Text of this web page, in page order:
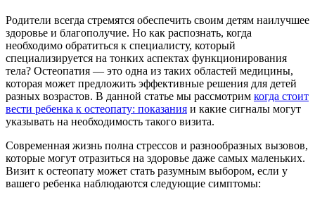
Родители всегда стремятся обеспечить своим детям наилучшее
здоровье и благополучие. Но как распознать, когда
необходимо обратиться к специалисту, который
специализируется на тонких аспектах функционирования
тела? Остеопатия — это одна из таких областей медицины,
которая может предложить эффективные решения для детей
разных возрастов. В данной статье мы рассмотрим когда стоит
вести ребенка к остеопату: показания и какие сигналы могут
указывать на необходимость такого визита.
Современная жизнь полна стрессов и разнообразных вызовов,
которые могут отразиться на здоровье даже самых маленьких.
Визит к остеопату может стать разумным выбором, если у
вашего ребенка наблюдаются следующие симптомы: